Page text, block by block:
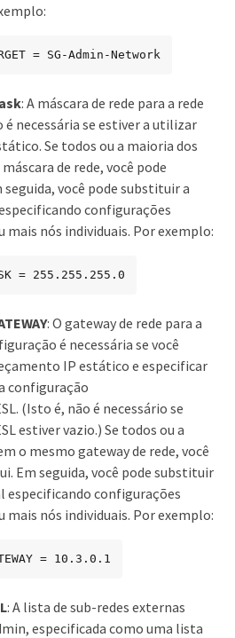
= SG-Admin-Network
: A máscara de rede para a rede
necessária se estiver a utilizar
Se todos ou a maioria dos
de rede, você pode
você pode substituir a
configurações
mais nós individuais. Por exemplo:
= 255.255.255.0
: O gateway de rede para a
é necessária se você
IP estático e especificar
configuração
(Isto é, não é necessário se
estiver vazio.) Se todos ou a
o mesmo gateway de rede, você
Em seguida, você pode substituir
especificando configurações
mais nós individuais. Por exemplo:
= 10.3.0.1
: A lista de sub-redes externas
especificada como uma lista